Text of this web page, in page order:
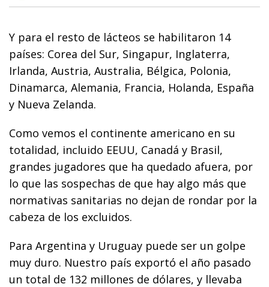
Y para el resto de lácteos se habilitaron 14
países: Corea del Sur, Singapur, Inglaterra,
Irlanda, Austria, Australia, Bélgica, Polonia,
Dinamarca, Alemania, Francia, Holanda, España
y Nueva Zelanda.
Como vemos el continente americano en su
totalidad, incluido EEUU, Canadá y Brasil,
grandes jugadores que ha quedado afuera, por
lo que las sospechas de que hay algo más que
normativas sanitarias no dejan de rondar por la
cabeza de los excluidos.
Para Argentina y Uruguay puede ser un golpe
muy duro. Nuestro país exportó el año pasado
un total de 132 millones de dólares, y llevaba